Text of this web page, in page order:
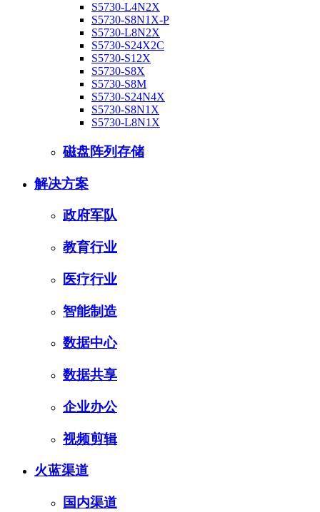
S5730-L4N2X
S5730-S8N1X-P
S5730-L8N2X
S5730-S24X2C
S5730-S12X
S5730-S8X
S5730-S8M
S5730-S24N4X
S5730-S8N1X
S5730-L8N1X
磁盘阵列存储
解决方案
政府军队
教育行业
医疗行业
智能制造
数据中心
数据共享
企业办公
视频剪辑
火蓝渠道
国内渠道